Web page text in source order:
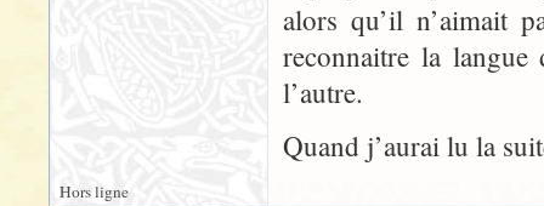
alors qu’il n’aimait
reconnaitre la langue
l’autre.
Quand j’aurai lu la
Hors ligne